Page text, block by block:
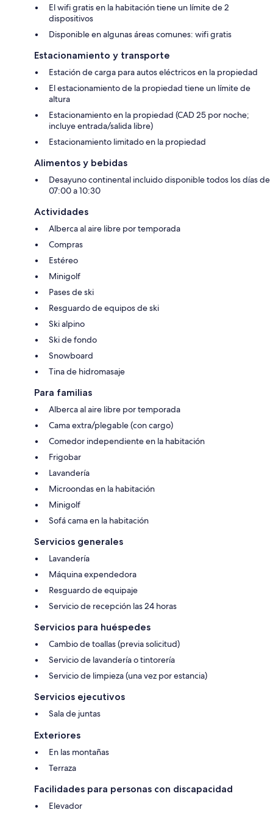
El wifi gratis en la habitación tiene un límite de 2
dispositivos
Disponible en algunas áreas comunes: wifi gratis
Estacionamiento y transporte
Estación de carga para autos eléctricos en la propiedad
El estacionamiento de la propiedad tiene un límite de
altura
Estacionamiento en la propiedad (CAD 25 por noche;
incluye entrada/salida libre)
Estacionamiento limitado en la propiedad
Alimentos y bebidas
Desayuno continental incluido disponible todos los días de
07:00 a 10:30
Actividades
Alberca al aire libre por temporada
Compras
Estéreo
Minigolf
Pases de ski
Resguardo de equipos de ski
Ski alpino
Ski de fondo
Snowboard
Tina de hidromasaje
Para familias
Alberca al aire libre por temporada
Cama extra/plegable (con cargo)
Comedor independiente en la habitación
Frigobar
Lavandería
Microondas en la habitación
Minigolf
Sofá cama en la habitación
Servicios generales
Lavandería
Máquina expendedora
Resguardo de equipaje
Servicio de recepción las 24 horas
Servicios para huéspedes
Cambio de toallas (previa solicitud)
Servicio de lavandería o tintorería
Servicio de limpieza (una vez por estancia)
Servicios ejecutivos
Sala de juntas
Exteriores
En las montañas
Terraza
Facilidades para personas con discapacidad
Elevador